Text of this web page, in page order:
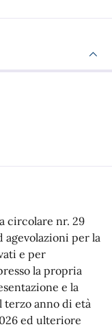
circolare nr. 29
agevolazioni per la
e per
la propria
e la
terzo anno di età
ed ulteriore